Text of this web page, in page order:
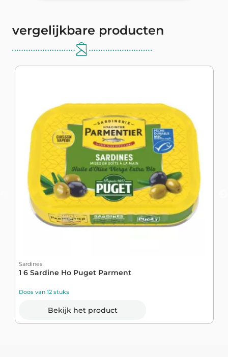
vergelijkbare producten
Sardines
1 6 Sardine Ho Puget Parment
Doos van 12 stuks
Bekijk het product